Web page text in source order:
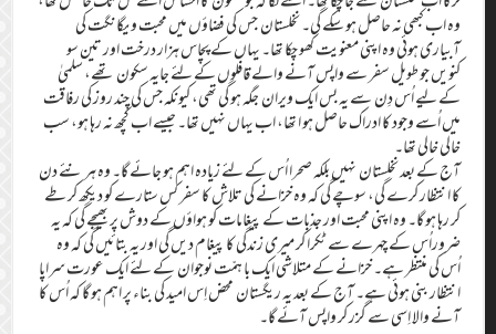
وہ اب کبھی نہ حاصل ہو سکے گی۔ نخلستان جس کی فضاؤں میں محبت و یگانگت کی
آبیاری ہوئی وہ اپنی معنویت کھو چکا تھا۔ یہاں کے پچاس ہزار درخت اور تین سو
کنویں جو طویل سفر سے واپس آنے والے قافلوں کے لئے جایہ سکون تھے، سلمیٰ
کے لیے اُس دِن سے یہ بس ایک ویران جگہ ہو گی تھی، کیونکہ جس کی چند روز کی رفاقت
میں اُسے وجود کا ادراک حاصل ہو ا تھا، اب یہاں نہیں تھا۔ جیسے اب کچھ نہ رہا ہو، سب
خالی خالی تھا۔
آج کے بعد نخلستان نہیں بلکہ صحرا اُس کے لئے زیادہ اہم ہو جائے گا۔ وہ ہر نئے دن
کا انتظار کرے گی، سوچے گی کہ وہ خزانے کی تلاش کا سفر کس ستارے کو دیکھ کر طے
کر رہا ہو گا۔ وہ اپنی محبت اور جذبات کے پیغامات کو ہواؤں کے دوش پر بھیجے گی کہ یہ
ضروراُس کے چہرے سے ٹکرا کر میری زندگی کا پیغام دیں گی اور یہ بتائیں گی کہ وہ
اُس کی منتظر ہے۔ خزانے کے متلاشی ایک با ہمّت نوجوان کے لئے ایک عورت سراپا
انتظار بنی ہوئی ہے۔ آج کے بعد یہ ریگستان محض اِس امید کی بناء پر اہم ہو گا کہ اُس کا
آنے والا اِسی سے گزر کر واپس آئے گا۔